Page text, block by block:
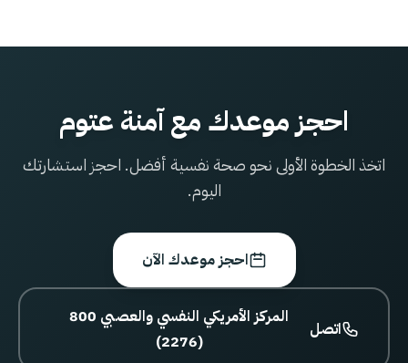
احجز موعدك مع آمنة عتوم
اتخذ الخطوة الأولى نحو صحة نفسية أفضل. احجز استشارتك
اليوم.
احجز موعدك الآن
اتصل
800 المركز الأمريكي النفسي والعصبي
(2276)